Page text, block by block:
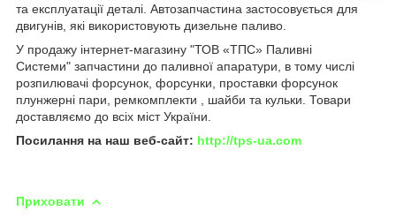
та експлуатації деталі. Автозапчастина застосовується для
двигунів, які використовують дизельне паливо.
У продажу інтернет-магазину "ТОВ «ТПС» Паливні
Системи" запчастини до паливної апаратури, в тому числі
розпилювачі форсунок, форсунки, проставки форсунок
плунжерні пари, ремкомплекти , шайби та кульки. Товари
доставляємо до всіх міст України.
Посилання на наш веб-сайт: http://tps-ua.com
Приховати